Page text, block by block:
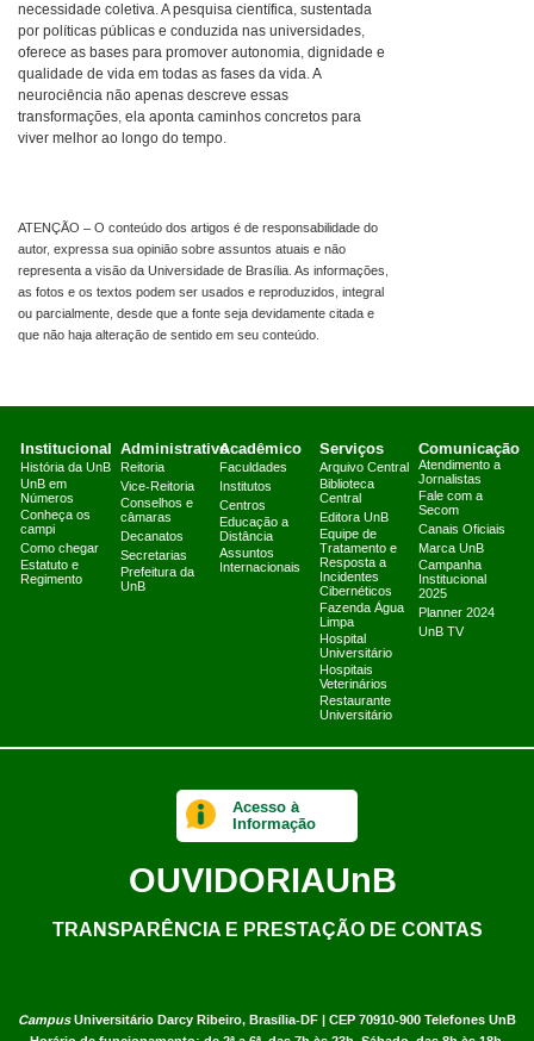
necessidade coletiva. A pesquisa científica, sustentada
por políticas públicas e conduzida nas universidades,
oferece as bases para promover autonomia, dignidade e
qualidade de vida em todas as fases da vida. A
neurociência não apenas descreve essas
transformações, ela aponta caminhos concretos para
viver melhor ao longo do tempo.
ATENÇÃO – O conteúdo dos artigos é de responsabilidade do
autor, expressa sua opinião sobre assuntos atuais e não
representa a visão da Universidade de Brasília. As informações,
as fotos e os textos podem ser usados e reproduzidos, integral
ou parcialmente, desde que a fonte seja devidamente citada e
que não haja alteração de sentido em seu conteúdo.
Institucional
História da UnB
UnB em
Números
Conheça os
campi
Como chegar
Estatuto e
Regimento
Administrativo
Reitoria
Vice-Reitoria
Conselhos e
câmaras
Decanatos
Secretarias
Prefeitura da
UnB
Acadêmico
Faculdades
Institutos
Centros
Educação a
Distância
Assuntos
Internacionais
Serviços
Arquivo Central
Biblioteca
Central
Editora UnB
Equipe de
Tratamento e
Resposta a
Incidentes
Cibernéticos
Fazenda Água
Limpa
Hospital
Universitário
Hospitais
Veterinários
Restaurante
Universitário
Comunicação
Atendimento a
Jornalistas
Fale com a
Secom
Canais Oficiais
Marca UnB
Campanha
Institucional
2025
Planner 2024
UnB TV
CampusUniversitário Darcy Ribeiro, Brasília-DF | CEP 70910-900 Telefones UnB
Acesso à
Informação
OUVIDORIAUnB
TRANSPARÊNCIA E PRESTAÇÃO DE CONTAS